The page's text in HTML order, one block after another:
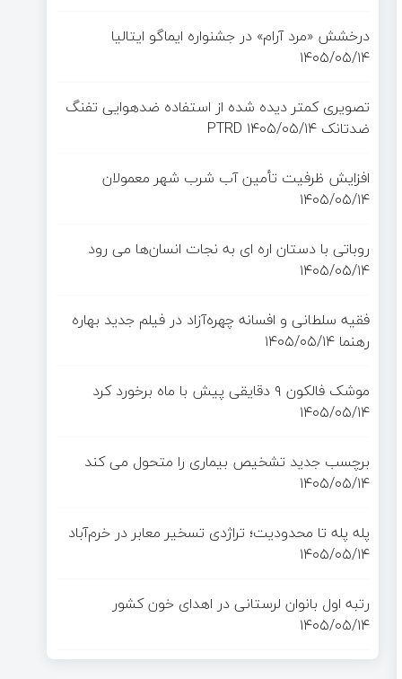
درخشش «مرد آرام» در جشنواره ایماگو ایتالیا
۱۴۰۵/۰۵/۱۴
تصویری کمتر دیده شده از استفاده ضدهوایی تفنگ
ضدتانک PTRD ۱۴۰۵/۰۵/۱۴
افزایش ظرفیت تأمین آب شرب شهر معمولان
۱۴۰۵/۰۵/۱۴
روباتی با دستان اره ای به نجات انسان‌ها می رود
۱۴۰۵/۰۵/۱۴
فقیه سلطانی و افسانه چهره‌آزاد در فیلم جدید بهاره
رهنما ۱۴۰۵/۰۵/۱۴
موشک فالکون ۹ دقایقی پیش با ماه برخورد کرد
۱۴۰۵/۰۵/۱۴
برچسب جدید تشخیص بیماری را متحول می کند
۱۴۰۵/۰۵/۱۴
پله پله تا محدودیت؛ تراژدی تسخیر معابر در خرم‌آباد
۱۴۰۵/۰۵/۱۴
رتبه اول بانوان لرستانی در اهدای خون کشور
۱۴۰۵/۰۵/۱۴